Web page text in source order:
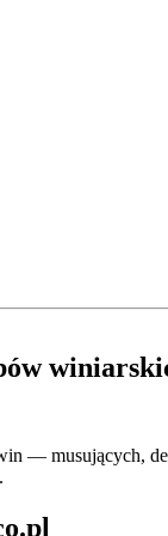
— musujących,